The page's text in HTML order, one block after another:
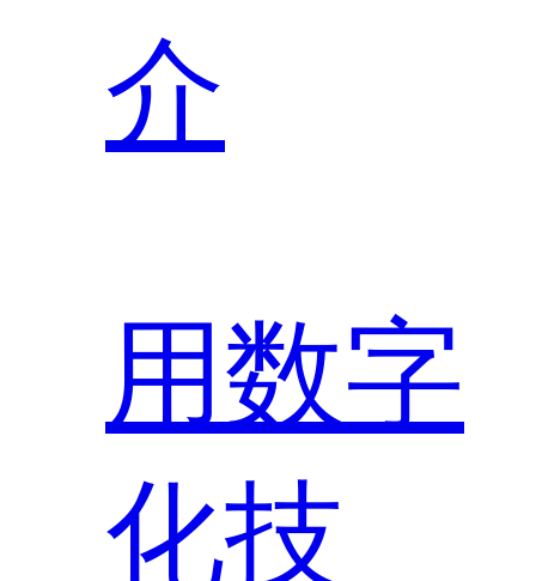
介
用数字
化技